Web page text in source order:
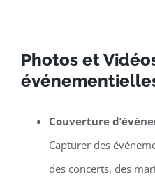
Photos et
Couverture
Capturer des
des concerts, des